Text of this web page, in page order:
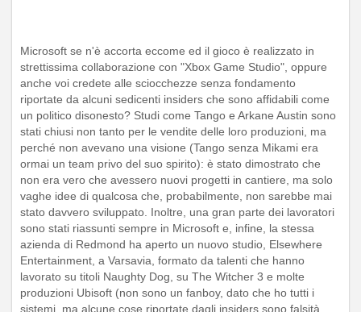
Microsoft se n'è accorta eccome ed il gioco è realizzato in
strettissima collaborazione con "Xbox Game Studio", oppure
anche voi credete alle sciocchezze senza fondamento
riportate da alcuni sedicenti insiders che sono affidabili come
un politico disonesto? Studi come Tango e Arkane Austin sono
stati chiusi non tanto per le vendite delle loro produzioni, ma
perché non avevano una visione (Tango senza Mikami era
ormai un team privo del suo spirito): è stato dimostrato che
non era vero che avessero nuovi progetti in cantiere, ma solo
vaghe idee di qualcosa che, probabilmente, non sarebbe mai
stato davvero sviluppato. Inoltre, una gran parte dei lavoratori
sono stati riassunti sempre in Microsoft e, infine, la stessa
azienda di Redmond ha aperto un nuovo studio, Elsewhere
Entertainment, a Varsavia, formato da talenti che hanno
lavorato su titoli Naughty Dog, su The Witcher 3 e molte
produzioni Ubisoft (non sono un fanboy, dato che ho tutti i
sistemi, ma alcune cose riportate dagli insiders sono falsità